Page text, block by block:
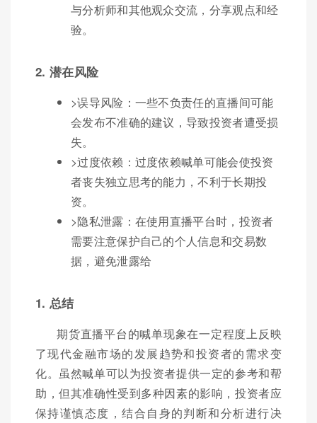
与分析师和其他观众交流，分享观点和经
验。
2. 潜在风险
>误导风险：一些不负责任的直播间可能
会发布不准确的建议，导致投资者遭受损
失。
>过度依赖：过度依赖喊单可能会使投资
者丧失独立思考的能力，不利于长期投
资。
>隐私泄露：在使用直播平台时，投资者
需要注意保护自己的个人信息和交易数
据，避免泄露给
1. 总结
期货直播平台的喊单现象在一定程度上反映
了现代金融市场的发展趋势和投资者的需求变
化。虽然喊单可以为投资者提供一定的参考和帮
助，但其准确性受到多种因素的影响，投资者应
保持谨慎态度，结合自身的判断和分析进行决